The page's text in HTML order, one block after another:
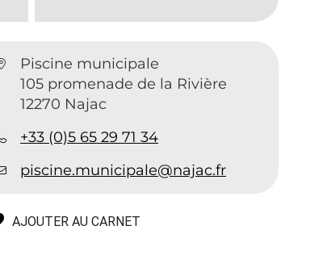
Piscine municipale
105 promenade de la Rivière
12270 Najac
+33 (0)5 65 29 71 34
piscine.municipale@najac.fr
AJOUTER AU CARNET